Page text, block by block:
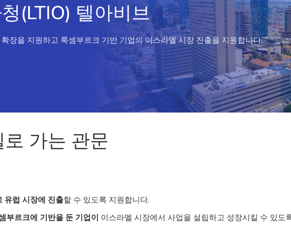
(LTIO) 텔아비브
장을 지원하고 룩셈부르크 기반 기업의 이스라엘 시장 진출을 지원합니다.
가는 관문
유럽 시장에 진출할 수 있도록 지원합니다.
부르크에 기반을 둔 기업이 이스라엘 시장에서 사업을 설립하고 성장시킬 수 있도